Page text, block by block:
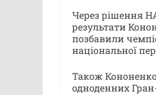
Через рішення
результати
позбавили
національної
Також
одноденних